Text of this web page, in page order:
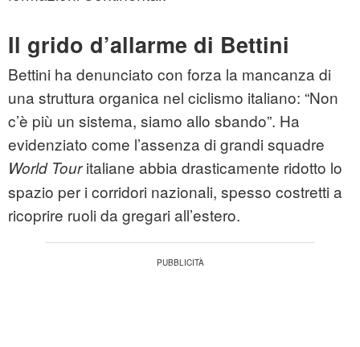
Il grido d’allarme di Bettini
Bettini ha denunciato con forza la mancanza di
una struttura organica nel ciclismo italiano: “Non
c’è più un sistema, siamo allo sbando”. Ha
evidenziato come l’assenza di grandi squadre
World Touritaliane abbia drasticamente ridotto lo
spazio per i corridori nazionali, spesso costretti a
ricoprire ruoli da gregari all’estero.